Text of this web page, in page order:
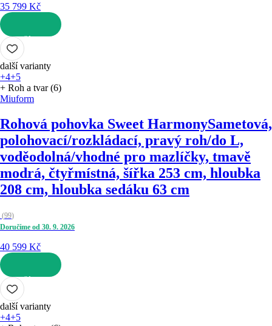
35 799 Kč
DO KOŠÍKU
další varianty
+4+5
+ Roh a tvar (6)
Miuform
Rohová pohovka Sweet HarmonySametová,
polohovací/rozkládací, pravý roh/do L,
voděodolná/vhodné pro mazlíčky, tmavě
modrá, čtyřmístná, šířka 253 cm, hloubka
208 cm, hloubka sedáku 63 cm
(99)
Doručíme od 30. 9. 2026
40 599 Kč
DO KOŠÍKU
další varianty
+4+5